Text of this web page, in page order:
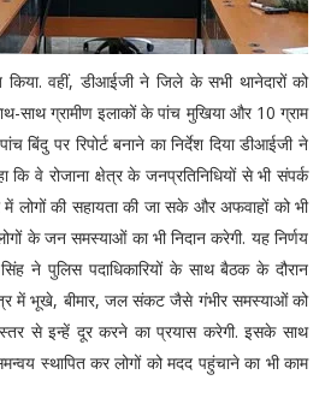
किया. वहीं, डीआईजी ने जिले के सभी थानेदारों को
साथ ग्रामीण इलाकों के पांच मुखिया और 10 ग्राम
बिंदु पर रिपोर्ट बनाने का निर्देश दिया डीआईजी ने
कि वे रोजाना क्षेत्र के जनप्रतिनिधियों से भी संपर्क
लोगों की सहायता की जा सके और अफवाहों को भी
के जन समस्याओं का भी निदान करेगी. यह निर्णय
ने पुलिस पदाधिकारियों के साथ बैठक के दौरान
में भूखे, बीमार, जल संकट जैसे गंभीर समस्याओं को
से इन्हें दूर करने का प्रयास करेगी. इसके साथ
स्थापित कर लोगों को मदद पहुंचाने का भी काम